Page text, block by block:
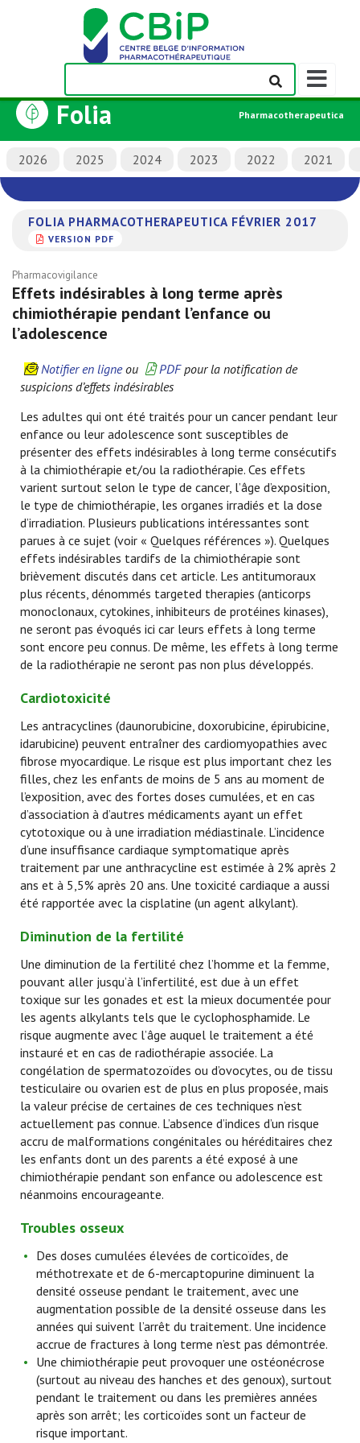
Afficher/
la
de
navigation
Folia Pharmacotherapeutica
2026 2025 2024 2023 2022 2021
FOLIA PHARMACOTHERAPEUTICA FÉVRIER 2017
VERSION PDF
Pharmacovigilance
Effets indésirables à long terme après
chimiothérapie pendant l’enfance ou
l’adolescence
Notifier en ligneou PDFpour la notification de
suspicions d’effets indésirables
Les adultes qui ont été traités pour un cancer pendant leur
enfance ou leur adolescence sont susceptibles de
présenter des effets indésirables à long terme consécutifs
à la chimiothérapie et/ou la radiothérapie. Ces effets
varient surtout selon le type de cancer, l’âge d’exposition,
le type de chimiothérapie, les organes irradiés et la dose
d’irradiation. Plusieurs publications intéressantes sont
parues à ce sujet (voir « Quelques références »). Quelques
effets indésirables tardifs de la chimiothérapie sont
brièvement discutés dans cet article. Les antitumoraux
plus récents, dénommés targeted therapies (anticorps
monoclonaux, cytokines, inhibiteurs de protéines kinases),
ne seront pas évoqués ici car leurs effets à long terme
sont encore peu connus. De même, les effets à long terme
de la radiothérapie ne seront pas non plus développés.
Cardiotoxicité
Les antracyclines (daunorubicine, doxorubicine, épirubicine,
idarubicine) peuvent entraîner des cardiomyopathies avec
fibrose myocardique. Le risque est plus important chez les
filles, chez les enfants de moins de 5 ans au moment de
l’exposition, avec des fortes doses cumulées, et en cas
d’association à d’autres médicaments ayant un effet
cytotoxique ou à une irradiation médiastinale. L’incidence
d’une insuffisance cardiaque symptomatique après
traitement par une anthracycline est estimée à 2% après 2
ans et à 5,5% après 20 ans. Une toxicité cardiaque a aussi
été rapportée avec la cisplatine (un agent alkylant).
Diminution de la fertilité
Une diminution de la fertilité chez l’homme et la femme,
pouvant aller jusqu’à l’infertilité, est due à un effet
toxique sur les gonades et est la mieux documentée pour
les agents alkylants tels que le cyclophosphamide. Le
risque augmente avec l’âge auquel le traitement a été
instauré et en cas de radiothérapie associée. La
congélation de spermatozoïdes ou d’ovocytes, ou de tissu
testiculaire ou ovarien est de plus en plus proposée, mais
la valeur précise de certaines de ces techniques n’est
actuellement pas connue. L’absence d’indices d’un risque
accru de malformations congénitales ou héréditaires chez
les enfants dont un des parents a été exposé à une
chimiothérapie pendant son enfance ou adolescence est
néanmoins encourageante.
Troubles osseux
Des doses cumulées élevées de corticoïdes, de
méthotrexate et de 6-mercaptopurine diminuent la
densité osseuse pendant le traitement, avec une
augmentation possible de la densité osseuse dans les
années qui suivent l’arrêt du traitement. Une incidence
accrue de fractures à long terme n’est pas démontrée.
Une chimiothérapie peut provoquer une ostéonécrose
(surtout au niveau des hanches et des genoux), surtout
pendant le traitement ou dans les premières années
après son arrêt; les corticoïdes sont un facteur de
risque important.